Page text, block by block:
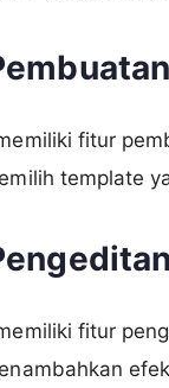
fitur
template
fitur